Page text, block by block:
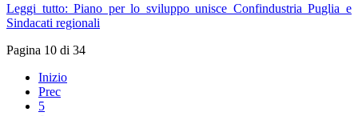
Leggi tutto: Piano per lo sviluppo unisce Confindustria Puglia e
Sindacati regionali
Pagina 10 di 34
Inizio
Prec
5